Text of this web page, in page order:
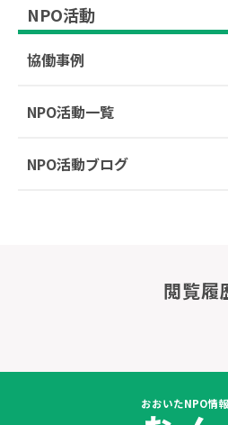
NPO活動
協働事例
NPO活動一覧
NPO活動ブログ
閲覧履
おおいたNPO情